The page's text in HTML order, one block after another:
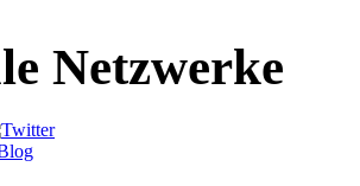
Netzwerke